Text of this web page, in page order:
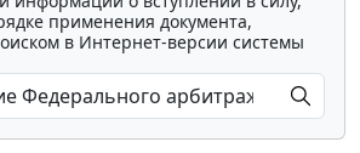
применения документа,
в Интернет-версии системы